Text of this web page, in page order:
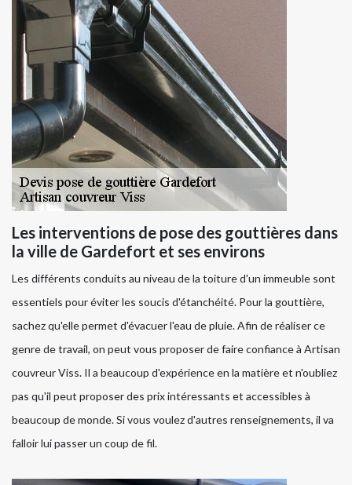
Les interventions de pose des gouttières dans
la ville de Gardefort et ses environs
Les différents conduits au niveau de la toiture d'un immeuble sont
essentiels pour éviter les soucis d'étanchéité. Pour la gouttière,
sachez qu'elle permet d'évacuer l'eau de pluie. Afin de réaliser ce
genre de travail, on peut vous proposer de faire confiance à Artisan
couvreur Viss. Il a beaucoup d'expérience en la matière et n'oubliez
pas qu'il peut proposer des prix intéressants et accessibles à
beaucoup de monde. Si vous voulez d'autres renseignements, il va
falloir lui passer un coup de fil.